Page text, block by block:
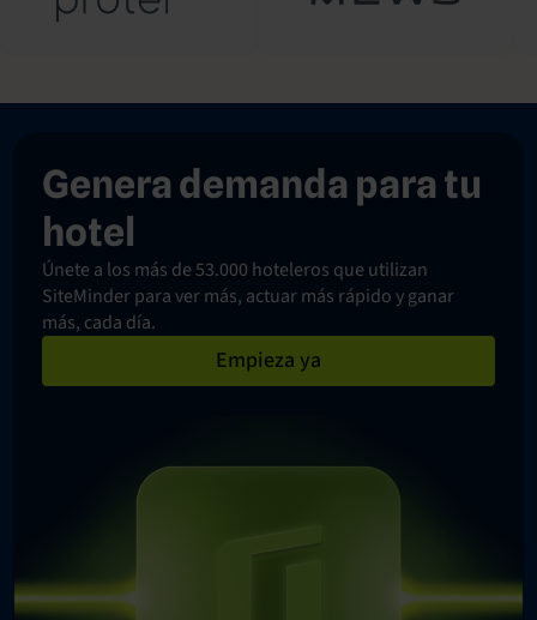
Genera demanda para tu
hotel
Únete a los más de 53.000 hoteleros que utilizan
SiteMinder para ver más, actuar más rápido y ganar
más, cada día.
Empieza ya